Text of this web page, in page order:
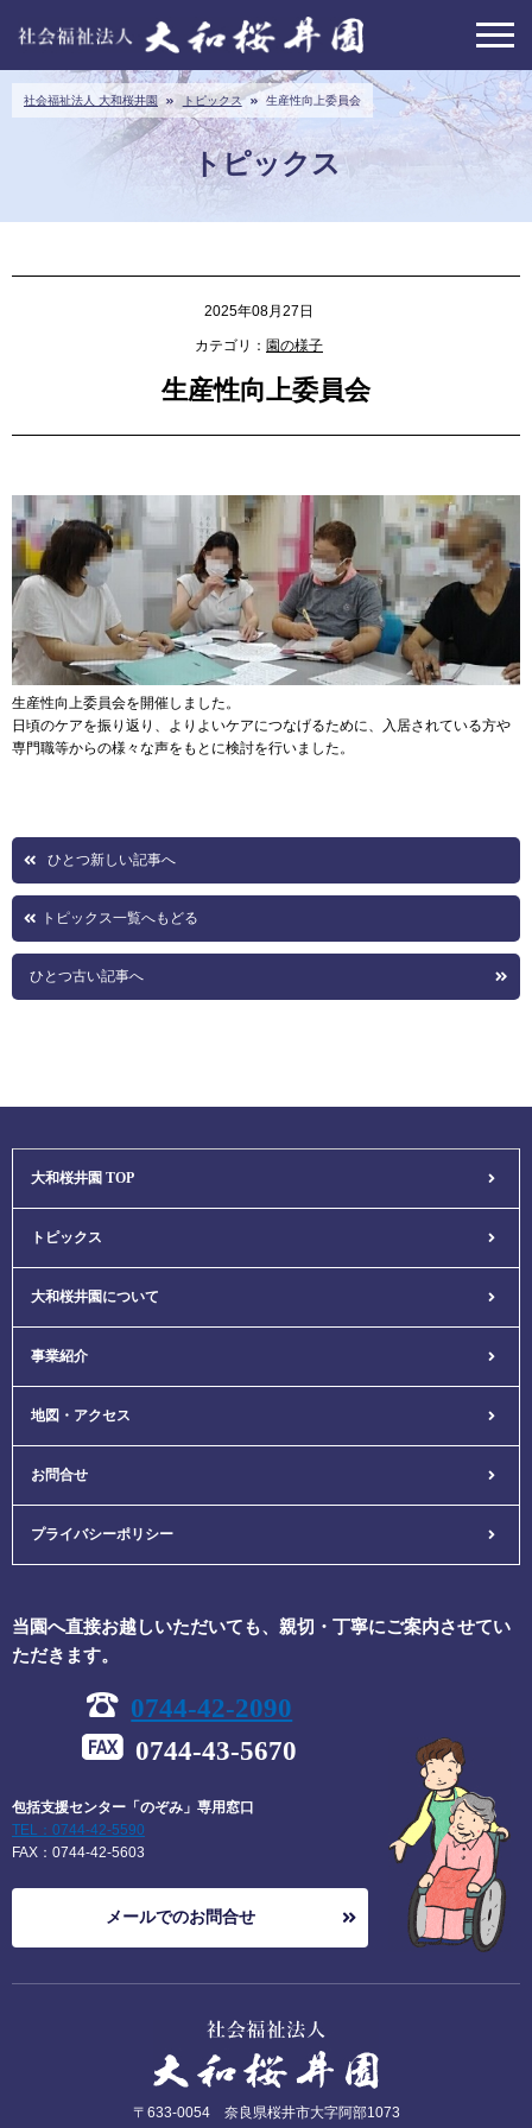
社会福祉法人 大和桜井園 トピックス 生産性向上委員会
トピックス
2025年08月27日
カテゴリ： 園の様子
生産性向上委員会
生産性向上委員会を開催しました。
日頃のケアを振り返り、よりよいケアにつなげるために、入居されている方や
専門職等からの様々な声をもとに検討を行いました。
ひとつ新しい記事へ
トピックス一覧へもどる
ひとつ古い記事へ
大和桜井園 TOP
トピックス
大和桜井園について
事業紹介
地図・アクセス
お問合せ
プライバシーポリシー
当園へ直接お越しいただいても、親切・丁寧にご案内させてい
ただきます。
0744-42-2090
0744-43-5670
包括支援センター「のぞみ」専用窓口
TEL：0744-42-5590
FAX：0744-42-5603
メールでのお問合せ
〒 633-0054 奈良県桜井市大字阿部1073